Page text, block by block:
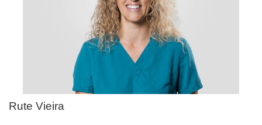
Rute Vieira